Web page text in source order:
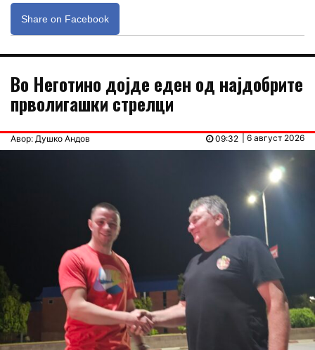
Share on Facebook
Во Неготино дојде еден од најдобрите
прволигашки стрелци
Авор: Душко Андов | 6 август 2026
09:32